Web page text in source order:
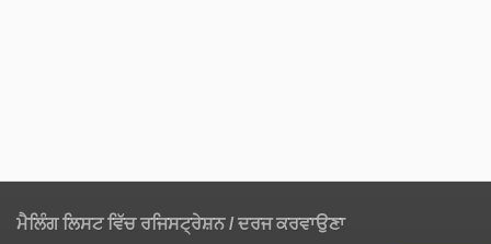
ਮੈਲਿੰਗ ਲਿਸਟ ਵਿੱਚ ਰਜਿਸਟ੍ਰੇਸ਼ਨ / ਦਰਜ ਕਰਵਾਉਣਾ